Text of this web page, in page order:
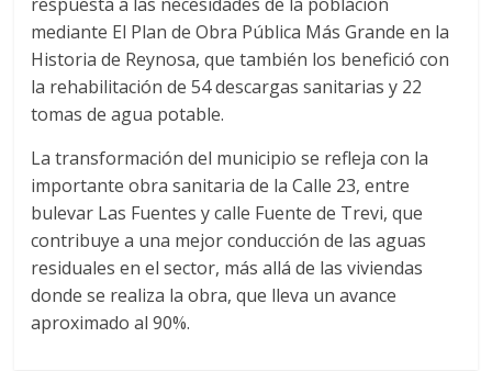
mediante El Plan de Obra Pública Más Grande en la
Historia de Reynosa, que también los benefició con
la rehabilitación de 54 descargas sanitarias y 22
tomas de agua potable.
La transformación del municipio se refleja con la
importante obra sanitaria de la Calle 23, entre
bulevar Las Fuentes y calle Fuente de Trevi, que
contribuye a una mejor conducción de las aguas
residuales en el sector, más allá de las viviendas
donde se realiza la obra, que lleva un avance
aproximado al 90%.